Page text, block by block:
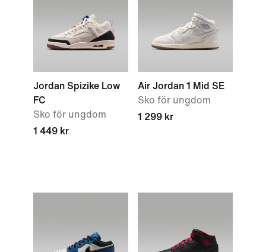
Jordan Spizike Low
FC
Sko för ungdom
1 449 kr
Air Jordan 1 Mid SE
Sko för ungdom
1 299 kr